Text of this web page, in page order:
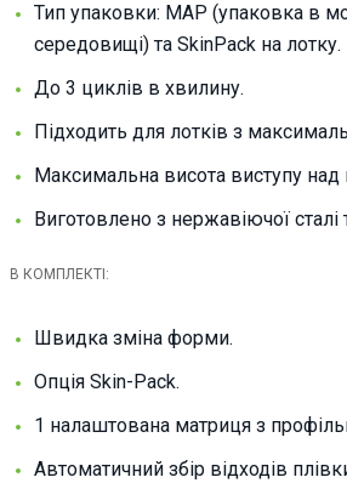
Тип упаковки: MAP (упаковка в
середовищі) та SkinPack на лотку.
До 3 циклів в хвилину.
Підходить для лотків з
Максимальна висота виступу
Виготовлено з нержавіючої сталі
В КОМПЛЕКТІ:
Швидка зміна форми.
Опція Skin-Pack.
1 налаштована матриця з
Автоматичний збір відходів